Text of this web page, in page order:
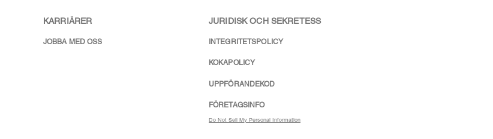
KARRIÄRER
JOBBA MED OSS
JURIDISK OCH SEKRETESS
INTEGRITETSPOLICY
KOKAPOLICY
UPPFÖRANDEKOD
FÖRETAGSINFO
Do Not Sell My Personal Information